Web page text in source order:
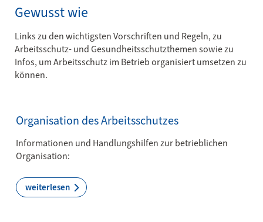
Gewusst wie
Links zu den wichtigsten Vorschriften und Regeln, zu
Arbeitsschutz- und Gesundheitsschutzthemen sowie zu
Infos, um Arbeitsschutz im Betrieb organisiert umsetzen zu
können.
Organisation des Arbeitsschutzes
Informationen und Handlungshilfen zur betrieblichen
Organisation:
weiterlesen